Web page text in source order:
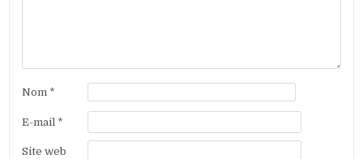
Nom *
E-mail *
Site web